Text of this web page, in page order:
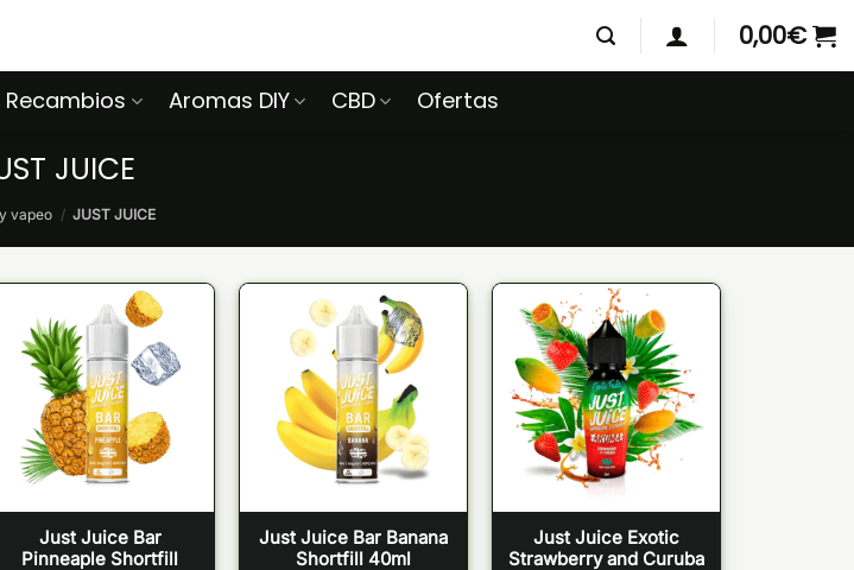
0,00€
Recambios Aromas DIY CBD Ofertas
JUICE
vapeo / JUST JUICE
Just Juice Bar
Pinneaple Shortfill
Just Juice Bar Banana
Shortfill 40ml
Just Juice Exotic
Strawberry and Curuba